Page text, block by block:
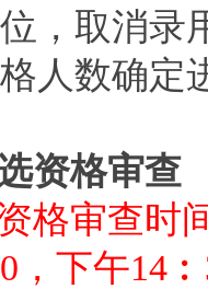
，取消录
人数确定
资格审查
格审查时
，下午